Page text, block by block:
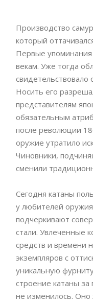
Производство
который
Первые упоминания
векам. Уже тогда
свидетельствовало
Носить его
представителям
обязательным
после революции
оружие утратило
Чиновники,
сменили
Сегодня катаны
у любителей
подчеркивают
стали. Увлеченные
средств и времени
экземпляров с
уникальную
строение катаны за
не изменилось. Оно